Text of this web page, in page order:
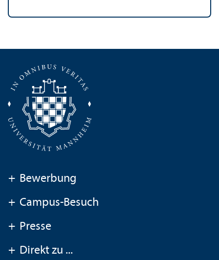
+ Bewerbung
+ Campus-Besuch
+ Presse
+ Direkt zu ...